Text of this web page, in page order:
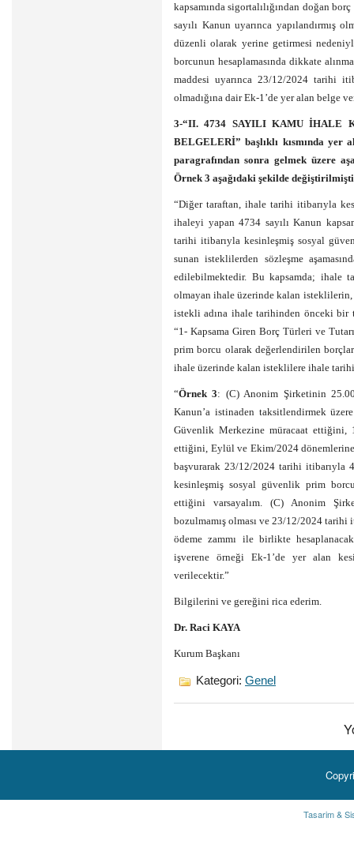
kapsamında sigortalılığından doğan
sayılı Kanun uyarınca yapılandırmış
düzenli olarak yerine getirmesi
borcunun hesaplamasında dikkate
maddesi uyarınca 23/12/2024 tarihi
olmadığına dair Ek-1’de yer alan belge
3-“II. 4734 SAYILI KAMU İHALE
BELGELERİ” başlıklı kısmında yer
paragrafından sonra gelmek üzere
Örnek 3 aşağıdaki şekilde
“Diğer taraftan, ihale tarihi itibarıyla
ihaleyi yapan 4734 sayılı Kanun
tarihi itibarıyla kesinleşmiş sosyal
sunan isteklilerden sözleşme
edilebilmektedir. Bu kapsamda; ihale
olmayan ihale üzerinde kalan isteklilerin,
istekli adına ihale tarihinden önceki
“1- Kapsama Giren Borç Türleri ve
prim borcu olarak değerlendirilen
ihale üzerinde kalan isteklilere ihale
“Örnek 3: (C) Anonim Şirketinin
Kanun’a istinaden taksitlendirmek
Güvenlik Merkezine müracaat
ettiğini, Eylül ve Ekim/2024
başvurarak 23/12/2024 tarihi itibarıyla
kesinleşmiş sosyal güvenlik prim
ettiğini varsayalım. (C) Anonim
bozulmamış olması ve 23/12/2024
ödeme zammı ile birlikte
işverene örneği Ek-1’de yer alan
verilecektir.”
Bilgilerini ve gereğini rica ederim.
Dr. Raci KAYA
Kurum Başkanı
Kategori: Genel
Tasarim &